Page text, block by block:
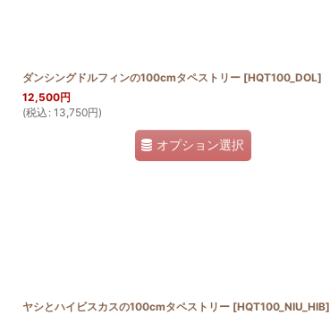
ダンシングドルフィンの100cmタペストリー [HQT100_DOL]
12,500円
(税込 : 13,750円)
オプション選択
ヤシとハイビスカスの100cmタペストリー [HQT100_NIU_HIB]